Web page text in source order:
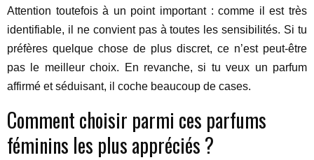
Attention toutefois à un point important : comme il est très
identifiable, il ne convient pas à toutes les sensibilités. Si tu
préfères quelque chose de plus discret, ce n’est peut-être
pas le meilleur choix. En revanche, si tu veux un parfum
affirmé et séduisant, il coche beaucoup de cases.
Comment choisir parmi ces parfums
féminins les plus appréciés ?